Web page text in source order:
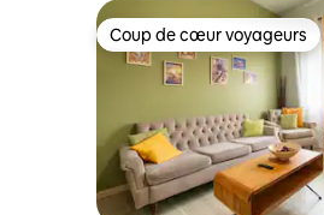
Coup de cœur voyageurs
Coup de cœur voyageurs